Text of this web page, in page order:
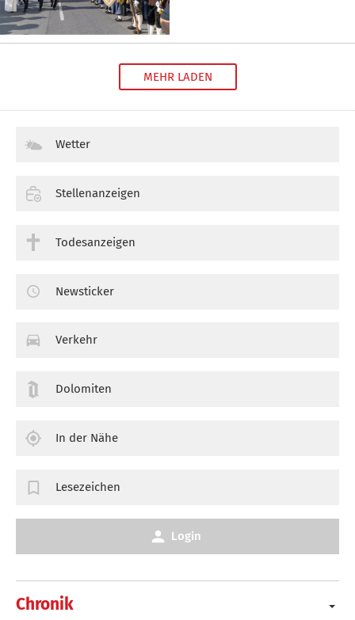
MEHR LADEN
Chronik
Wetter
Stellenanzeigen
Todesanzeigen
Newsticker
Verkehr
Dolomiten
In der Nähe
Lesezeichen
Login